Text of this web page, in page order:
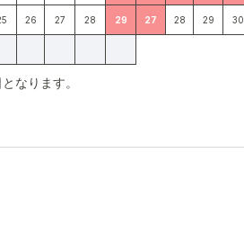
26 27 28 29 27 28 29 30
なります。